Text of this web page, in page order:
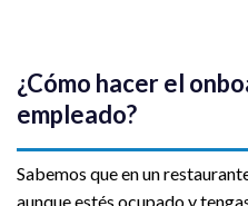
¿Cómo hacer el
empleado?
Sabemos que en un
aunque estés ocupado y